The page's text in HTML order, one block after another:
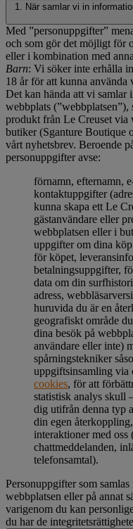
1. När samlar vi in
Med ”personuppgifter”
och som gör det möjligt för
eller i kombination med
Barn: Vi söker inte erhålla
18 år för att kunna använda
Det kan hända att vi samlar
webbplats
produkt från Le Creuset via
butiker (Sganture Boutique
vårt nyhetsbrev. Beroende
personuppgifter avse:
förnamn, efternamn,
kontaktuppgifter
kunna skapa ett Le
gästanvändare eller
webbplatsen eller i
uppgifter om dina
för köpet,
betalningsuppgifter,
data om din
adress,
huruvida du är en
geografiskt område
dina besök på
användare eller inte)
spårningstekniker
uppgiftsinsamling via
cookies, för att
statistisk analys skull
dig utifrån denna typ
din egen
interaktioner med oss
chattmeddelanden,
telefonsamtal).
Personuppgifter som
webbplatsen eller på annat
varigenom du kan
du har de